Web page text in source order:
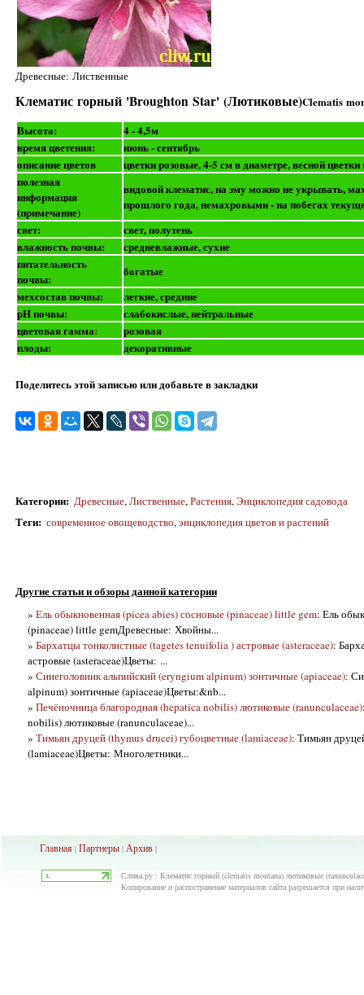
Древесные: Лиственные
Клематис горный 'Broughton Star' (Лютиковые)Clematis
Высота:
4 - 4,5м
время цветения:
июнь - сентябрь
описание цветов
цветки розовые, 4-5 см в диаметре, весной
полезная
информация
(примечание)
видовой клематис, на зму можно не укрывать,
прошлого года, немахровыми - на побегах
свет:
свет, полутень
влажность почвы:
средневлажные, сухие
питательность
почвы:
богатые
мехсостав почвы:
легкие, средние
рН почвы:
слабокислые, нейтральные
цветовая гамма:
розовая
плоды:
декоративные
Поделитесь этой записью или добавьте в закладки
Категории: Древесные,Лиственные,Растения,Энциклопедия садовода
Теги: современное овощеводство,энциклопедия цветов и растений
Другие статьи и обзоры данной категории
» Ель обыкновенная (picea abies) сосновые (pinaceae) little gem: Ель
(pinaceae) little gemДревесные: Хвойны...
» Бархатцы тонколистные (tagetes tenuifolia ) астровые (asteraceae):
астровые (asteraceae)Цветы: ...
» Синеголовник альпийский (eryngium alpinum) зонтичные (apiaceae):
alpinum) зонтичные (apiaceae)Цветы:&nb...
» Печёночница благородная (hepatica nobilis) лютиковые (ranunculaceae)
nobilis) лютиковые (ranunculaceae)...
» Тимьян друцей (thymus drucei) губоцветные (lamiaceae): Тимьян
(lamiaceae)Цветы: Многолетники...
Главная| Партнеры| Архив|
Слива.ру : Клематис горный (clematis montana) лютиковые
Копирование и распостранение материалов сайта разрешается при